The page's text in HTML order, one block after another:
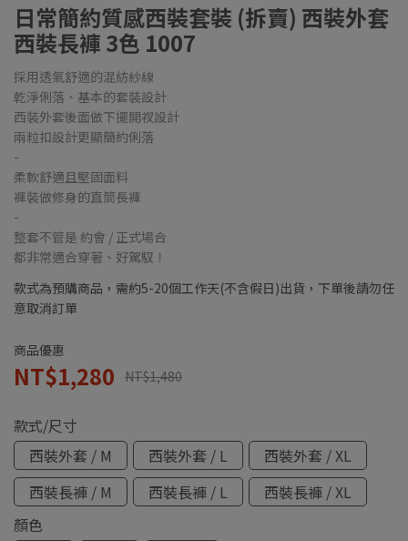
日常簡約質感西裝套裝 (拆賣) 西裝外套
西裝長褲 3色 1007
採用透氣舒適的混紡紗線
乾淨俐落、基本的套裝設計
西裝外套後面做下擺開衩設計
兩粒扣設計更顯簡約俐落
-
柔軟舒適且堅固面料
褲裝做修身的直筒長褲
-
整套不管是 約會 / 正式場合
都非常適合穿著、好駕馭！
款式為預購商品，需約5-20個工作天(不含假日)出貨，下單後請勿任
意取消訂單
商品優惠
NT$1,280 NT$1,480
款式/尺寸
西裝外套 / M
西裝外套 / L
西裝外套 / XL
西裝長褲 / M
西裝長褲 / L
西裝長褲 / XL
顏色